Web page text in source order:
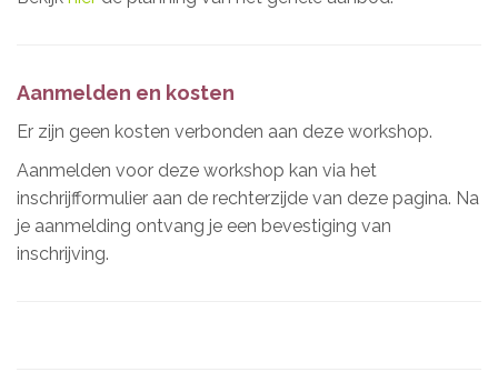
Aanmelden en kosten
Er zijn geen kosten verbonden aan deze workshop.
Aanmelden voor deze workshop kan via het
inschrijfformulier aan de rechterzijde van deze pagina. Na
je aanmelding ontvang je een bevestiging van
inschrijving.